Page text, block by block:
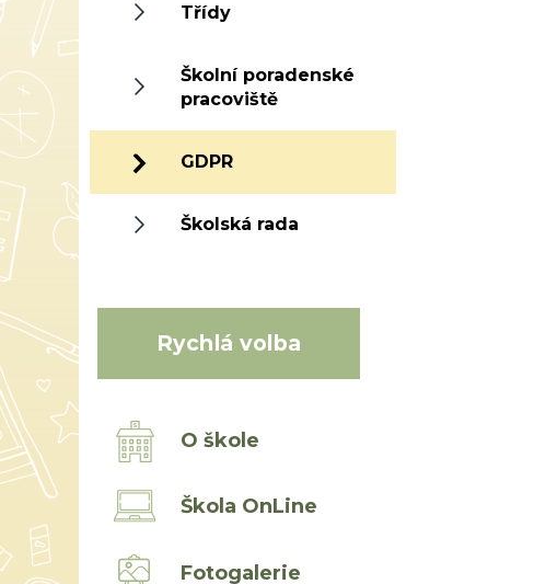
Třídy
Školní poradenské
pracoviště
GDPR
Školská rada
Rychlá volba
O škole
Škola OnLine
Fotogalerie